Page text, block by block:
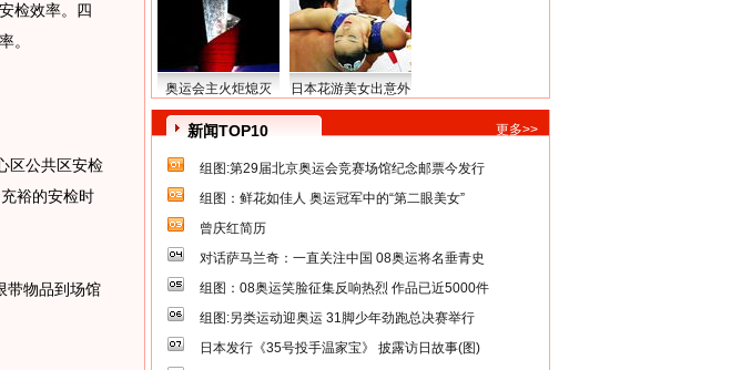
检效率。四
。
区公共区安检
裕的安检时
物品到场馆
奥运会主火炬熄灭 日本花游美女出意外
新闻TOP10 更多>>
组图:第29届北京奥运会竞赛场馆纪念邮票今发行
组图：鲜花如佳人 奥运冠军中的“第二眼美女”
曾庆红简历
对话萨马兰奇：一直关注中国 08奥运将名垂青史
组图：08奥运笑脸征集反响热烈 作品已近5000件
组图:另类运动迎奥运 31脚少年劲跑总决赛举行
日本发行《35号投手温家宝》 披露访日故事(图)